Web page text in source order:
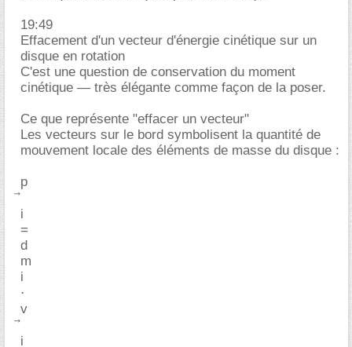
19:49
Effacement d'un vecteur d'énergie cinétique sur un
disque en rotation
C'est une question de conservation du moment
cinétique — très élégante comme façon de la poser.
Ce que représente "effacer un vecteur"
Les vecteurs sur le bord symbolisent la quantité de
mouvement locale des éléments de masse du disque :
p
i
=
d
m
i
⋅
v
i